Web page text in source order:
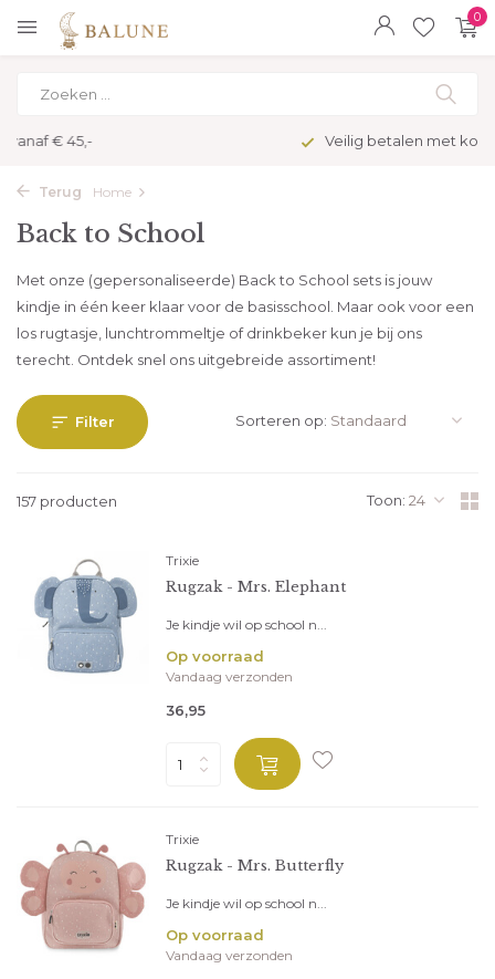
0
Veilig betalen met kopersbescherming
Terug Home
Back to School
Met onze (gepersonaliseerde) Back to School sets is jouw
kindje in één keer klaar voor de basisschool. Maar ook voor een
los rugtasje, lunchtrommeltje of drinkbeker kun je bij ons
terecht. Ontdek snel ons uitgebreide assortiment!
Filter
157 producten Toon:
Sorteren op:
Trixie
Rugzak - Mrs. Elephant
Je kindje wil op school n...
Op voorraad
Vandaag verzonden
36,95
Trixie
Rugzak - Mrs. Butterfly
Je kindje wil op school n...
Op voorraad
Vandaag verzonden